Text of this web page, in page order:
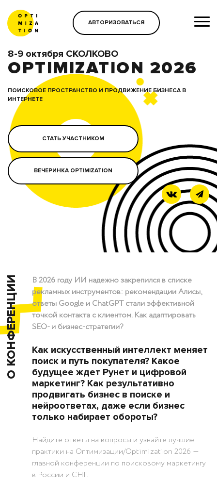
АВТОРИЗОВАТЬСЯ
8-9 октября СКОЛКОВО
OPTIMIZATION 2026
ПОИСКОВОЕ ПРОСТРАНСТВО И ПРОДВИЖЕНИЕ БИЗНЕСА В
ИНТЕРНЕТЕ
СТАТЬ УЧАСТНИКОМ
ВЕЧЕРИНКА OPTIMIZATION
О КОНФЕРЕНЦИИ
В 2026 году ИИ надежно закрепился в списке
рекламных инструментов: рекомендации Алисы,
ответы Google и ChatGPT стали эффективной
точкой контакта с клиентом. Как адаптировать
SEO- и бизнес-стратегии?
Как искусственный интеллект меняет
поиск и путь покупателя? Какое
будущее ждет Рунет и цифровой
маркетинг? Как результативно
продвигать бизнес в поиске и
нейроответах, даже если бизнес
только набирает обороты?
Найдите ответы на вопросы и узнайте лучшие
практики на Оптимизации/Optimization 2026 ―
главной конференции по поисковому маркетингу
в России и СНГ.